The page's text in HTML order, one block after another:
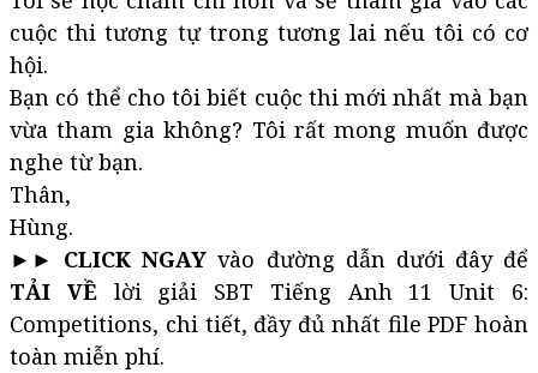
cuộc thi tương tự trong tương lai nếu tôi có cơ
hội.
Bạn có thể cho tôi biết cuộc thi mới nhất mà bạn
vừa tham gia không? Tôi rất mong muốn được
nghe từ bạn.
Thân,
Hùng.
►► CLICK NGAY vào đường dẫn dưới đây để
TẢI VỀlời giải SBT Tiếng Anh 11 Unit 6:
Competitions, chi tiết, đầy đủ nhất file PDF hoàn
toàn miễn phí.